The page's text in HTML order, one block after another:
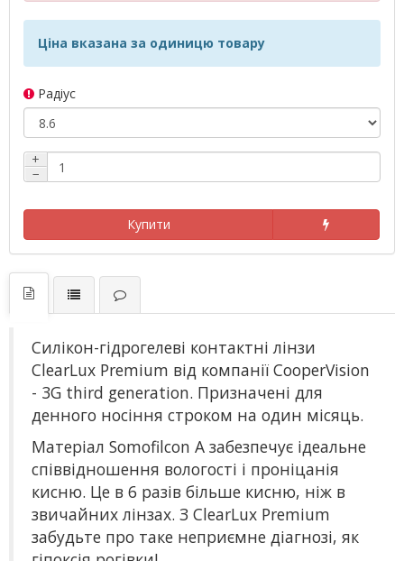
Ціна вказана за одиницю товару
Радіус
+
−
Купити
Силікон-гідрогелеві контактні лінзи
ClearLux Premium від компанії CooperVision
- 3G third generation. Призначені для
денного носіння строком на один місяць.
Матеріал Somofilcon A забезпечує ідеальне
співвідношення вологості і проніцанія
кисню. Це в 6 разів більше кисню, ніж в
звичайних лінзах. З ClearLux Premium
забудьте про таке неприємне діагнозі, як